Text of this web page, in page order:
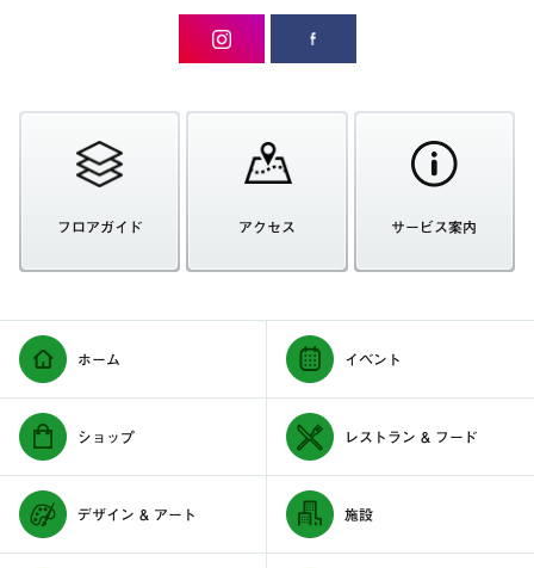
フロアガイド アクセス サービス案内
ホーム イベント
ショップ レストラン & フード
デザイン & アート 施設